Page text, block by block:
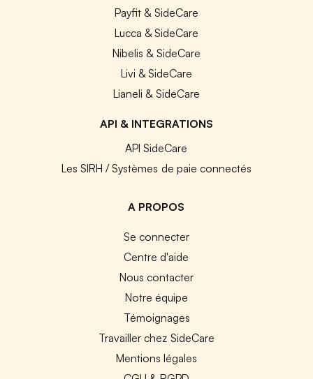
Payfit & SideCare
Lucca & SideCare
Nibelis & SideCare
Livi & SideCare
Lianeli & SideCare
API & INTEGRATIONS
API SideCare
Les SIRH / Systèmes de paie connectés
A PROPOS
Se connecter
Centre d'aide
Nous contacter
Notre équipe
Témoignages
Travailler chez SideCare
Mentions légales